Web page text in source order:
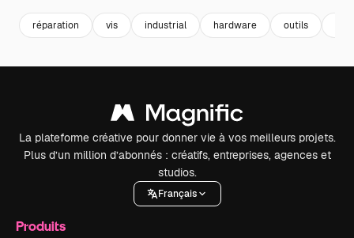
réparation vis industrial hardware outils
La plateforme créative pour donner vie à vos meilleurs projets.
Plus d’un million d’abonnés : créatifs, entreprises, agences et
studios.
Français
Produits